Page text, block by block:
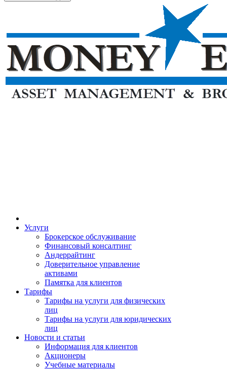
Услуги
Брокерское обслуживание
Финансовый консалтинг
Андеррайтинг
Доверительное управление
активами
Памятка для клиентов
Тарифы
Тарифы на услуги для физических
лиц
Тарифы на услуги для юридических
лиц
Новости и статьи
Информация для клиентов
Акционеры
Учебные материалы